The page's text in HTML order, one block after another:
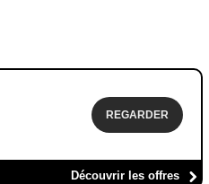
REGARDER
Découvrir les offres